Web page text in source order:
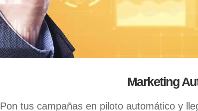
Marketing
Pon tus campañas en piloto automático y